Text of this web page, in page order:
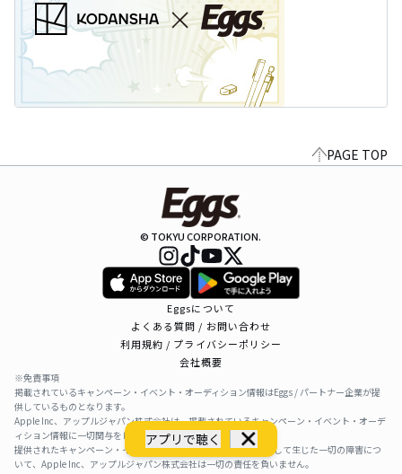
アプリで聴く
PAGE TOP
© TOKYU CORPORATION.
Eggsについて
よくある質問 / お問い合わせ
利用規約 / プライバシーポリシー
会社概要
※免責事項
掲載されているキャンペーン・イベント・オーディション情報はEggs / パートナー企業が提
供しているものとなります。
Apple Inc、アップルジャパン株式会社は、掲載されているキャンペーン・イベント・オーデ
ィション情報に一切関与をしておりません。
提供されたキャンペーン・イベント・オーディション情報を利用して生じた一切の障害につ
いて、Apple Inc、アップルジャパン株式会社は一切の責任を負いません。